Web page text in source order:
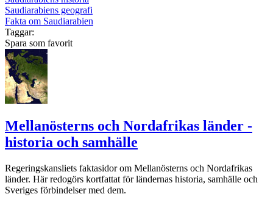
Saudiarabiens geografi
Fakta om Saudiarabien
Taggar:
Spara som favorit
Mellanösterns och Nordafrikas länder -
historia och samhälle
Regeringskansliets faktasidor om Mellanösterns och Nordafrikas
länder. Här redogörs kortfattat för ländernas historia, samhälle och
Sveriges förbindelser med dem.